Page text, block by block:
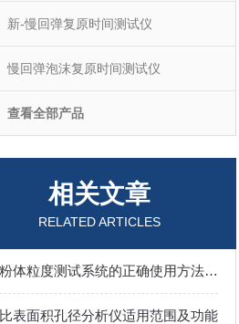
新-慢回弹复原时间测试仪
慢回弹泡沫复原时间测试仪
查看全部产品
相关文章
RELATED ARTICLES
粉体粒度测试系统的正确使用方法指南
比表面积孔径分析仪适用范围及功能